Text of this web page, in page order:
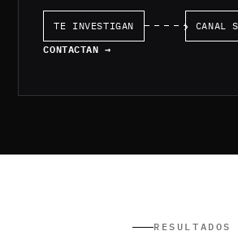
TE INVESTIGAN CANAL
CONTACTAN →
RESULTADOS